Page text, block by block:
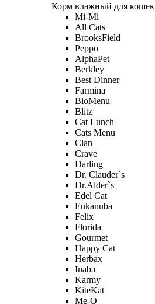
Корм влажный для кошек
Mi-Мi
All Cats
BrooksField
Peppo
AlphaPet
Berkley
Best Dinner
Farmina
BioMenu
Blitz
Cat Lunch
Cats Menu
Clan
Crave
Darling
Dr. Clauder`s
Dr.Alder`s
Edel Cat
Eukanuba
Felix
Florida
Gourmet
Happy Cat
Herbax
Inaba
Karmy
KiteKat
Me-O